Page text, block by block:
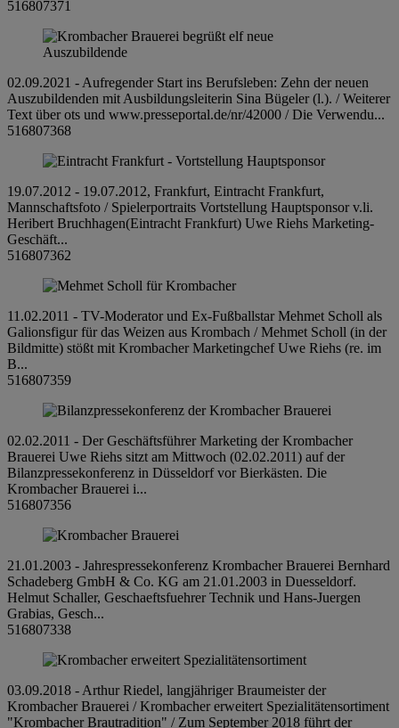
516807371
02.09.2021 - Aufregender Start ins Berufsleben: Zehn der neuen
Auszubildenden mit Ausbildungsleiterin Sina Bügeler (l.). / Weiterer
Text über ots und www.presseportal.de/nr/42000 / Die Verwendu...
516807368
19.07.2012 - 19.07.2012, Frankfurt, Eintracht Frankfurt,
Mannschaftsfoto / Spielerportraits Vortstellung Hauptsponsor v.li.
Heribert Bruchhagen(Eintracht Frankfurt) Uwe Riehs Marketing-
Geschäft...
516807362
11.02.2011 - TV-Moderator und Ex-Fußballstar Mehmet Scholl als
Galionsfigur für das Weizen aus Krombach / Mehmet Scholl (in der
Bildmitte) stößt mit Krombacher Marketingchef Uwe Riehs (re. im
B...
516807359
02.02.2011 - Der Geschäftsführer Marketing der Krombacher
Brauerei Uwe Riehs sitzt am Mittwoch (02.02.2011) auf der
Bilanzpressekonferenz in Düsseldorf vor Bierkästen. Die
Krombacher Brauerei i...
516807356
21.01.2003 - Jahrespressekonferenz Krombacher Brauerei Bernhard
Schadeberg GmbH & Co. KG am 21.01.2003 in Duesseldorf.
Helmut Schaller, Geschaeftsfuehrer Technik und Hans-Juergen
Grabias, Gesch...
516807338
03.09.2018 - Arthur Riedel, langjähriger Braumeister der
Krombacher Brauerei / Krombacher erweitert Spezialitätensortiment
"Krombacher Brautradition" / Zum September 2018 führt der